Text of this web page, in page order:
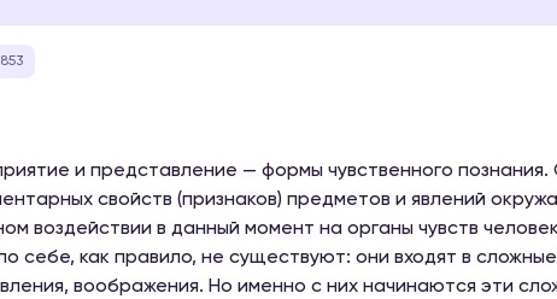
и представление — формы чувственного
свойств (признаков) предметов и явлений
воздействии в данный момент на органы чувств
себе, как правило, не существуют: они входят в
воображения. Но именно с них начинаются эти